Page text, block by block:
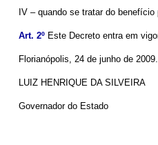
IV – quando se tratar do
Art. 2º Este Decreto entra em
Florianópolis, 24 de junho de 2009.
LUIZ HENRIQUE DA SILVEIRA
Governador do Estado